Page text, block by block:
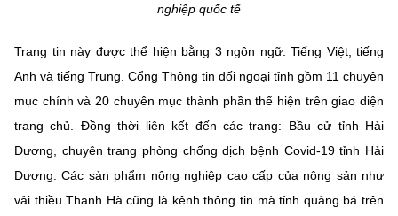
nghiệp quốc tế
Trang tin này được thể hiện bằng 3 ngôn ngữ: Tiếng Việt, tiếng
Anh và tiếng Trung. Cổng Thông tin đối ngoại tỉnh gồm 11 chuyên
mục chính và 20 chuyên mục thành phần thể hiện trên giao diện
trang chủ. Đồng thời liên kết đến các trang: Bầu cử tỉnh Hải
Dương, chuyên trang phòng chống dịch bệnh Covid-19 tỉnh Hải
Dương. Các sản phẩm nông nghiệp cao cấp của nông sản như
vải thiều Thanh Hà cũng là kênh thông tin mà tỉnh quảng bá trên